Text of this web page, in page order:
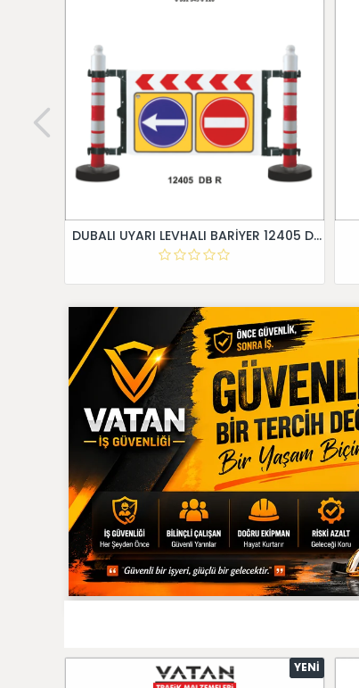
DUBALI UYARI LEVHALI BARİYER 12405 DB R
YENI